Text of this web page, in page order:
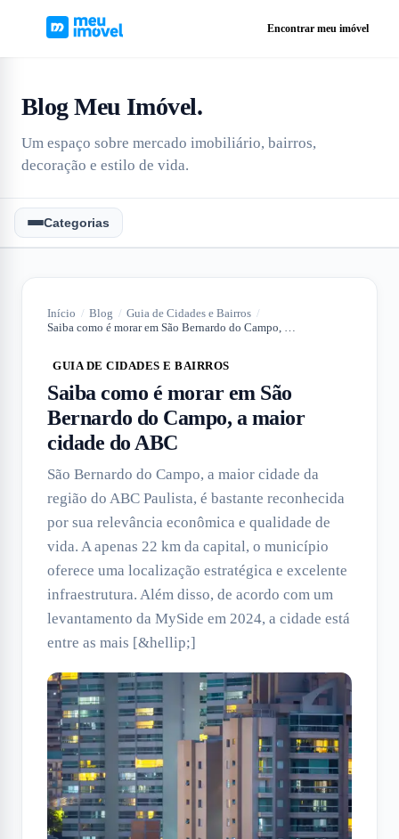
Encontrar meu imóvel
Blog Meu Imóvel.
Um espaço sobre mercado imobiliário, bairros,
decoração e estilo de vida.
Categorias
Início / Blog / Guia de Cidades e Bairros /
Saiba como é morar em São Bernardo do Campo, a maior cidade do ABC
GUIA DE CIDADES E BAIRROS
Saiba como é morar em São
Bernardo do Campo, a maior
cidade do ABC
São Bernardo do Campo, a maior cidade da
região do ABC Paulista, é bastante reconhecida
por sua relevância econômica e qualidade de
vida. A apenas 22 km da capital, o município
oferece uma localização estratégica e excelente
infraestrutura. Além disso, de acordo com um
levantamento da MySide em 2024, a cidade está
entre as mais [&hellip;]